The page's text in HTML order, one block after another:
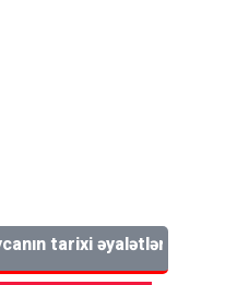
əyalətlərindən